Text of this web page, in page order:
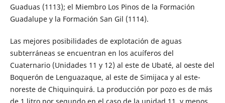
Guaduas (1113); el Miembro Los Pinos de la Formación
Guadalupe y la Formación San Gil (1114).
Las mejores posibilidades de explotación de aguas
subterráneas se encuentran en los acuíferos del
Cuaternario (Unidades 11 y 12) al este de Ubaté, al oeste del
Boquerón de Lenguazaque, al este de Simijaca y al este-
noreste de Chiquinquirá. La producción por pozo es de más